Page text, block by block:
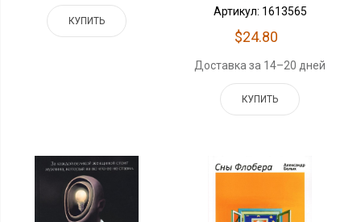
КУПИТЬ
Артикул: 1613565
$24.80
Доставка за 14–20 дней
КУПИТЬ